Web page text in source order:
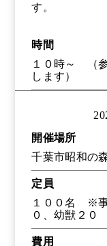
す。
時間
１０時～ （
します）
開催場所
千葉市昭和の
定員
１００名 ※
０、幼獣２０
費用